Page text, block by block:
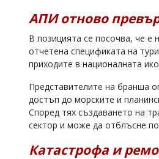
откриете
обиден
коментар,
АПИ отново
В позицията се посочва, че е
отчетена спецификата на
приходите в националната
Представителите на бранша
достъп до морските и
Според тях създаването на
сектор и може да отблъсне
Катастрофа и